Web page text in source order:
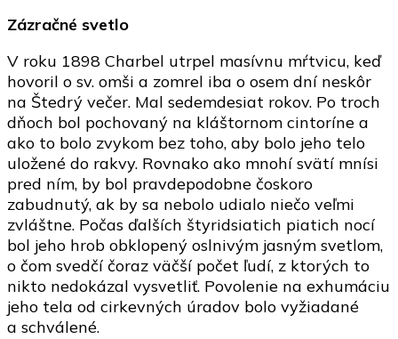
Zázračné svetlo
V roku 1898 Charbel utrpel masívnu mŕtvicu, keď
hovoril o sv. omši a zomrel iba o osem dní neskôr
na Štedrý večer. Mal sedemdesiat rokov. Po troch
dňoch bol pochovaný na kláštornom cintoríne a
ako to bolo zvykom bez toho, aby bolo jeho telo
uložené do rakvy. Rovnako ako mnohí svätí mnísi
pred ním, by bol pravdepodobne čoskoro
zabudnutý, ak by sa nebolo udialo niečo veľmi
zvláštne. Počas ďalších štyridsiatich piatich nocí
bol jeho hrob obklopený oslnivým jasným svetlom,
o čom svedčí čoraz väčší počet ľudí, z ktorých to
nikto nedokázal vysvetliť. Povolenie na exhumáciu
jeho tela od cirkevných úradov bolo vyžiadané
a schválené.